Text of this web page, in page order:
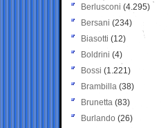
Berlusconi (4.295)
Bersani (234)
Biasotti (12)
Boldrini (4)
Bossi (1.221)
Brambilla (38)
Brunetta (83)
Burlando (26)